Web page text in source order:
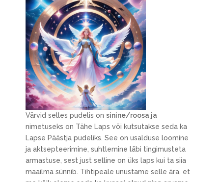
Värvid selles pudelis on sinine/roosa ja
nimetuseks on Tähe Laps või kutsutakse seda ka
Lapse Päästja pudeliks. See on usalduse loomine
ja aktsepteerimine, suhtlemine läbi tingimusteta
armastuse, sest just selline on üks laps kui ta siia
maailma sünnib. Tihtipeale unustame selle ära, et